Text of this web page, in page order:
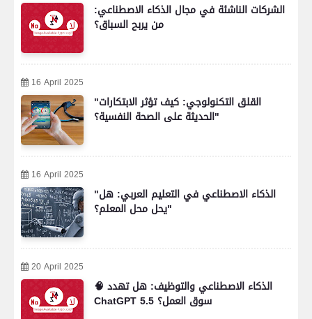
الشركات الناشئة في مجال الذكاء الاصطناعي:
من يربح السباق؟
16 April 2025
"القلق التكنولوجي: كيف تؤثر الابتكارات
الحديثة على الصحة النفسية؟"
16 April 2025
"الذكاء الاصطناعي في التعليم العربي: هل
يحل محل المعلم؟"
20 April 2025
🧠 الذكاء الاصطناعي والتوظيف: هل تهدد
ChatGPT 5.5 سوق العمل؟